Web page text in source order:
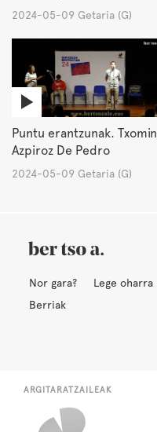
2024-05-09 Getaria (G)
Puntu erantzunak. Txomin
Azpiroz De Pedro
2024-05-09 Getaria (G)
Nor gara? Lege oharra
Berriak
ARGITARATZAILEAK